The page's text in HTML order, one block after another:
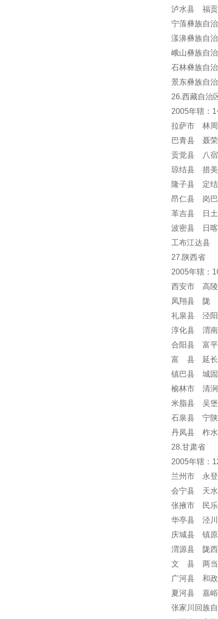
泸水县 福
宁蒗彝族自
漾濞彝族自
峨山彝族自
石林彝族自
景东彝族自
26.西藏自治
2005年辖：
拉萨市 林
巴青县 聂
贡觉县 八
琼结县 措
隆子县 定
昂仁县 岗
革吉县 日
波密县 日
工布江达县
27.陕西省
2005年辖：
西安市 高
凤翔县 陇
礼泉县 泾
淳化县 渭
合阳县 富
富 县 延长
镇巴县 城
榆林市 清
米脂县 吴
石泉县 宁
丹凤县 柞
28.甘肃省
2005年辖：
兰州市 永
会宁县 天
张掖市 民
华亭县 泾
庆城县 镇
渭源县 陇
文 县 两
广河县 和
夏河县 嘉
张家川回族